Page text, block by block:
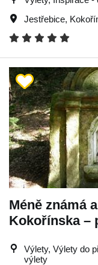
Jestřebice,
Méně známá
Kokořínska –
Výlety, Výlety do
výlety